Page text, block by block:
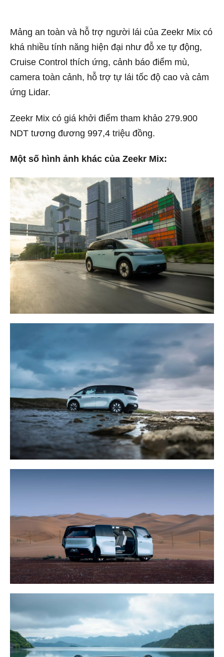
Mảng an toàn và hỗ trợ người lái của Zeekr Mix có
khá nhiều tính năng hiện đại như đỗ xe tự động,
Cruise Control thích ứng, cảnh báo điểm mù,
camera toàn cảnh, hỗ trợ tự lái tốc độ cao và cảm
ứng Lidar.
Zeekr Mix có giá khởi điểm tham khảo 279.900
NDT tương đương 997,4 triệu đồng.
Một số hình ảnh khác của Zeekr Mix: